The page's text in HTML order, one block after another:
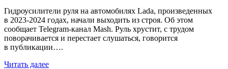
Гидроусилители руля на автомобилях Lada, произведенных
в 2023-2024 годах, начали выходить из строя. Об этом
сообщает Telegram-канал Mash. Руль хрустит, с трудом
поворачивается и перестает слушаться, говорится
в публикации….
Читать далее